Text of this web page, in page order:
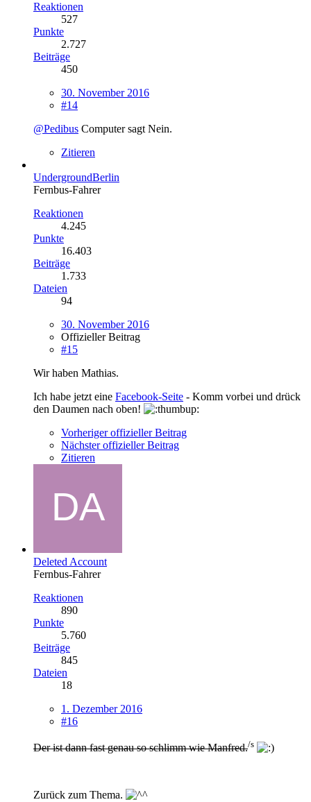
Reaktionen
527
Punkte
2.727
Beiträge
450
30. November 2016
#14
@Pedibus Computer sagt Nein.
Zitieren
UndergroundBerlin
Fernbus-Fahrer
Reaktionen
4.245
Punkte
16.403
Beiträge
1.733
Dateien
94
30. November 2016
Offizieller Beitrag
#15
Wir haben Mathias.
Ich habe jetzt eine Facebook-Seite - Komm vorbei und drück
den Daumen nach oben!
Vorheriger offizieller Beitrag
Nächster offizieller Beitrag
Zitieren
Deleted Account
Fernbus-Fahrer
Reaktionen
890
Punkte
5.760
Beiträge
845
Dateien
18
1. Dezember 2016
#16
Der ist dann fast genau so schlimm wie Manfred./s
Zurück zum Thema.